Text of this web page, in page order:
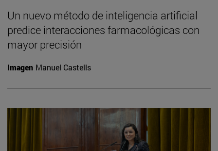
Un nuevo método de inteligencia artificial
predice interacciones farmacológicas con
mayor precisión
Imagen Manuel Castells